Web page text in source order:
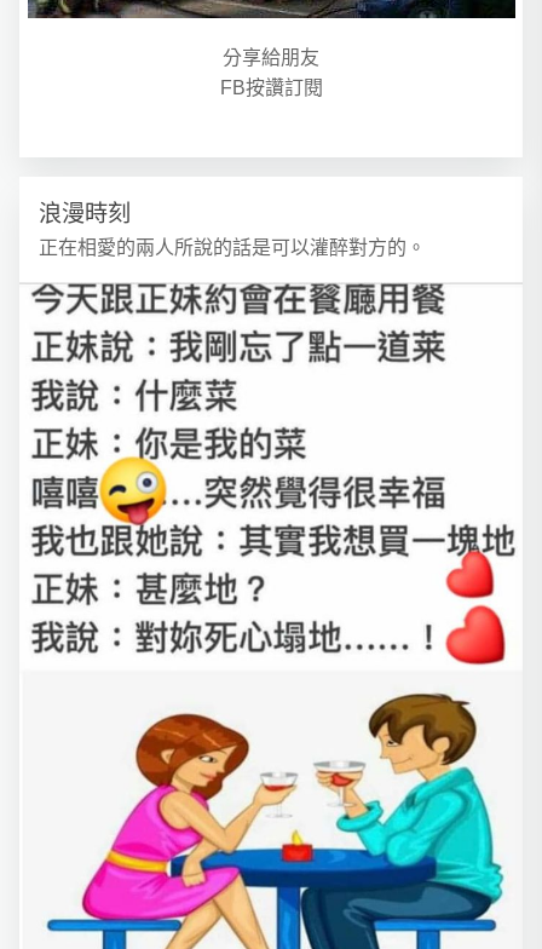
分享給朋友
FB按讚訂閱
浪漫時刻
正在相愛的兩人所說的話是可以灌醉對方的。